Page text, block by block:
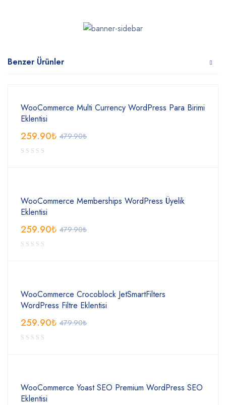
Benzer Ürünler
WooCommerce Multi Currency WordPress Para Birimi
Eklentisi
479.90₺
259.90₺
WooCommerce Memberships WordPress Üyelik
Eklentisi
479.90₺
259.90₺
WooCommerce Crocoblock JetSmartFilters
WordPress Filtre Eklentisi
479.90₺
259.90₺
WooCommerce Yoast SEO Premium WordPress SEO
Eklentisi